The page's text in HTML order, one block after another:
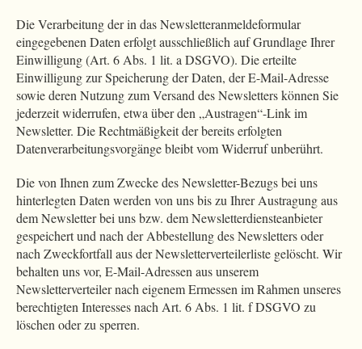
Die Verarbeitung der in das Newsletteranmeldeformular
eingegebenen Daten erfolgt ausschließlich auf Grundlage Ihrer
Einwilligung (Art. 6 Abs. 1 lit. a DSGVO). Die erteilte
Einwilligung zur Speicherung der Daten, der E-Mail-Adresse
sowie deren Nutzung zum Versand des Newsletters können Sie
jederzeit widerrufen, etwa über den „Austragen“-Link im
Newsletter. Die Rechtmäßigkeit der bereits erfolgten
Datenverarbeitungsvorgänge bleibt vom Widerruf unberührt.
Die von Ihnen zum Zwecke des Newsletter-Bezugs bei uns
hinterlegten Daten werden von uns bis zu Ihrer Austragung aus
dem Newsletter bei uns bzw. dem Newsletterdiensteanbieter
gespeichert und nach der Abbestellung des Newsletters oder
nach Zweckfortfall aus der Newsletterverteilerliste gelöscht. Wir
behalten uns vor, E-Mail-Adressen aus unserem
Newsletterverteiler nach eigenem Ermessen im Rahmen unseres
berechtigten Interesses nach Art. 6 Abs. 1 lit. f DSGVO zu
löschen oder zu sperren.